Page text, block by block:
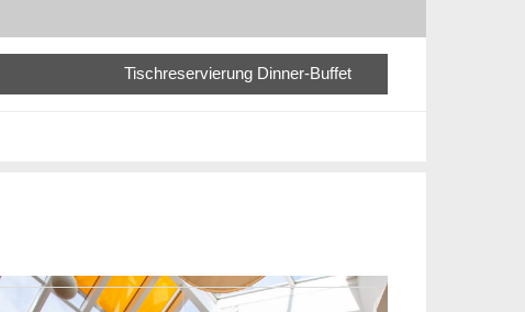
Tischreservierung Dinner-Buffet